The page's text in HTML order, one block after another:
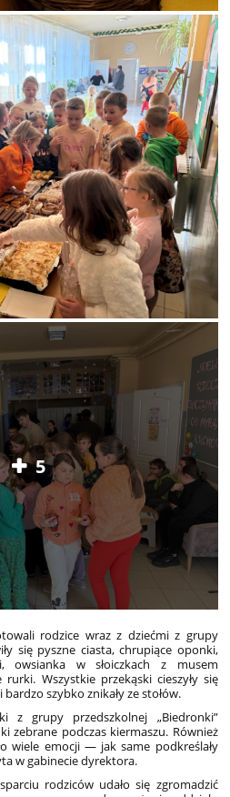
5
rodzice wraz z dziećmi z grupy
się pyszne ciasta, chrupiące oponki,
owsianka w słoiczkach z musem
Wszystkie przekąski cieszyły się
szybko znikały ze stołów.
z grupy przedszkolnej „Biedronki”
zebrane podczas kiermaszu. Również
wiele emocji — jak same podkreślały
w gabinecie dyrektora.
rodziców udało się zgromadzić